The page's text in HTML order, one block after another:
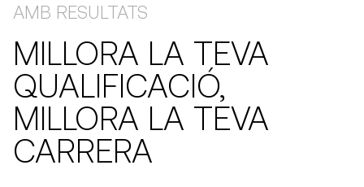
AMB RESULTATS
MILLORA LA TEVA
QUALIFICACIÓ,
MILLORA LA TEVA
CARRERA